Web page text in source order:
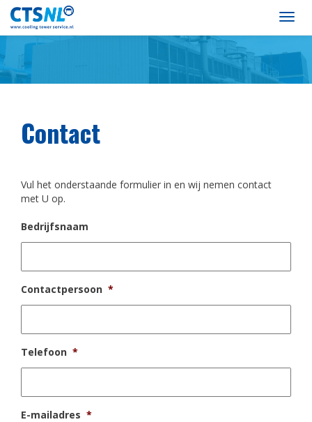
Contact
Vul het onderstaande formulier in en wij nemen contact
met U op.
Bedrijfsnaam
Contactpersoon *
Telefoon *
E-mailadres *